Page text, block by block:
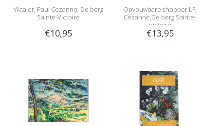
Waaier, Paul Cezanne, De berg
Sainte-Victoire
€10,95
Opvouwbare shopper LF,
Cézanne,De berg Sainte-
Victoire
€13,95